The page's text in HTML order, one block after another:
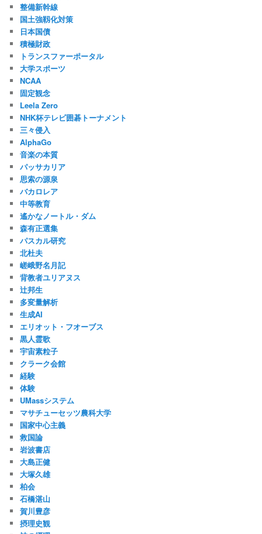
整備新幹線
国土強靱化対策
日本国債
積極財政
トランスファーポータル
大学スポーツ
NCAA
固定観念
Leela Zero
NHK杯テレビ囲碁トーナメント
三々侵入
AlphaGo
音楽の本質
パッサカリア
思索の源泉
バカロレア
中等教育
遙かなノートル・ダム
森有正選集
パスカル研究
北杜夫
嵯峨野名月記
背教者ユリアヌス
辻邦生
多変量解析
生成AI
エリオット・フオーブス
黒人霊歌
宇宙素粒子
クラーク会館
経験
体験
UMassシステム
マサチューセッツ農科大学
国家中心主義
救国論
岩波書店
大島正健
大塚久雄
柏会
石橋湛山
賀川豊彦
摂理史観